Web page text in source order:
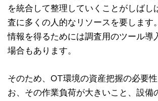
を統合して整理していくことがしばし
査に多くの人的なリソースを要します
情報を得るためには調査用のツール導
場合もあります。
そのため、OT環境の資産把握の必要
お、その作業負荷が大きいこと、設備